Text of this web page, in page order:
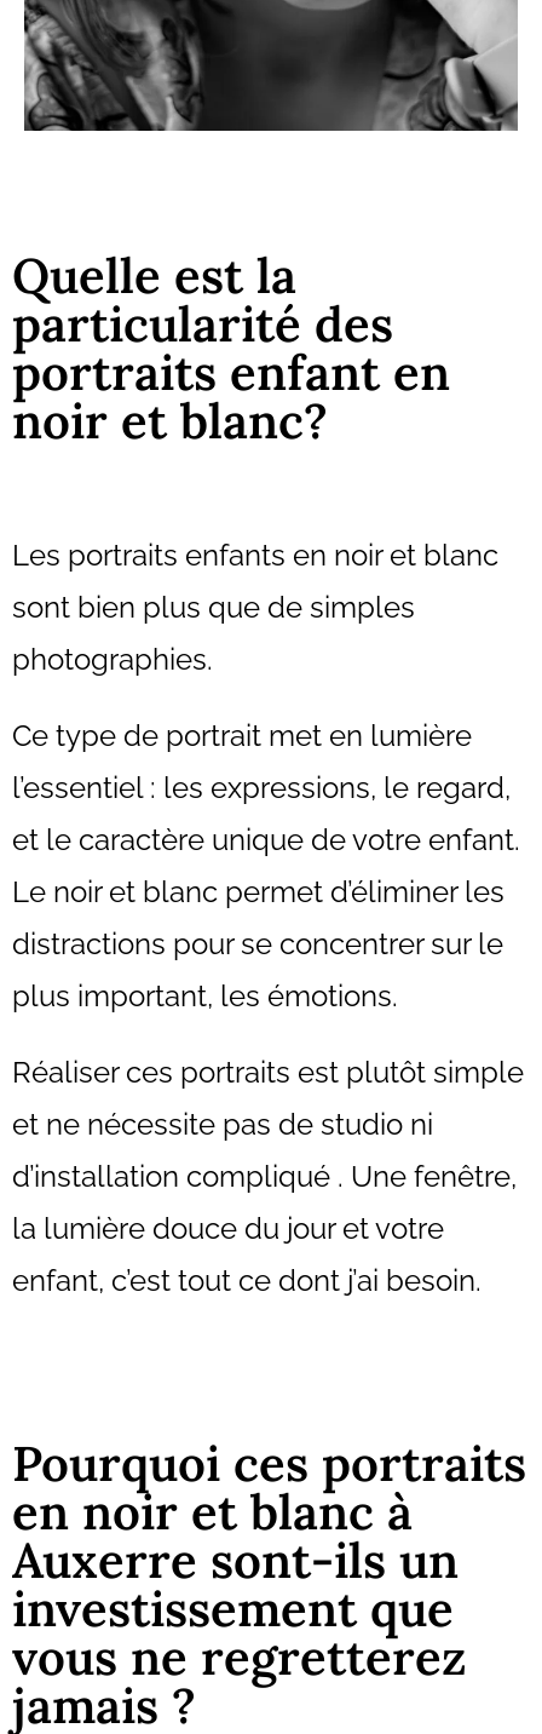
Quelle est la
particularité des
portraits enfant en
noir et blanc?
Les portraits enfants en noir et blanc
sont bien plus que de simples
photographies.
Ce type de portrait met en lumière
l’essentiel : les expressions, le regard,
et le caractère unique de votre enfant.
Le noir et blanc permet d’éliminer les
distractions pour se concentrer sur le
plus important, les émotions.
Réaliser ces portraits est plutôt simple
et ne nécessite pas de studio ni
d’installation compliqué . Une fenêtre,
la lumière douce du jour et votre
enfant, c’est tout ce dont j’ai besoin.
Pourquoi ces portraits
en noir et blanc à
Auxerre sont-ils un
investissement que
vous ne regretterez
jamais ?